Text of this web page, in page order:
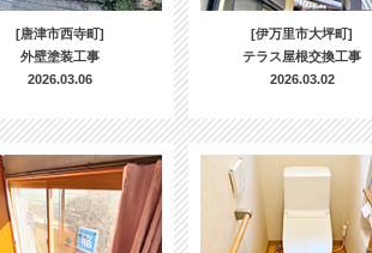
[唐津市西寺町]
外壁塗装工事
2026.03.06
[伊万里市大坪町]
テラス屋根交換工事
2026.03.02